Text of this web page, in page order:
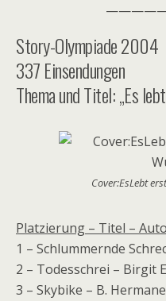
Story-Olympiade 2004
337 Einsendungen
Thema und Titel: „Es
Cover:EsLebt
Platzierung – Titel –
1 – Schlummernde
2 – Todesschrei – Birgit
3 – Skybike – B.